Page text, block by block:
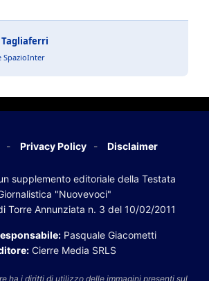
SpazioInter
Privacy Policy Disclaimer
supplemento editoriale della Testata
"Nuovevoci"
Torre Annunziata n. 3 del 10/02/2011
Pasquale Giacometti
Cierre Media SRLS
ha i diritti di utilizzo delle immagini presenti sul